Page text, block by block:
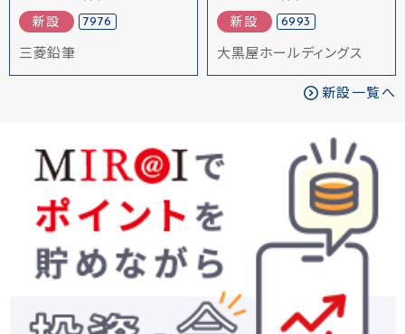
新設 7976
三菱鉛筆
新設 6993
大黒屋ホールディングス
新設一覧へ